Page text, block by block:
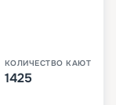
КОЛИЧЕСТВО КАЮТ
1425